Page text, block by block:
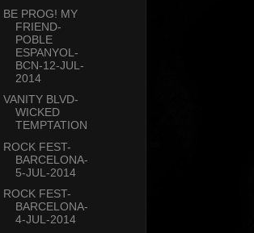
BE PROG! MY
FRIEND-
POBLE
ESPANYOL-
BCN-12-JUL-
2014
VANITY BLVD-
WICKED
TEMPTATION
ROCK FEST-
BARCELONA-
5-JUL-2014
ROCK FEST-
BARCELONA-
4-JUL-2014